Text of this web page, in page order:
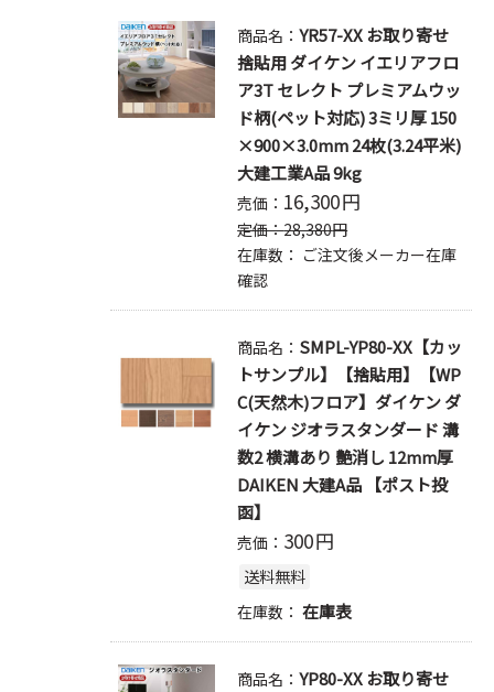
商品名：YR57-XX お取り寄せ
捨貼用 ダイケン イエリアフロ
ア3T セレクト プレミアムウッ
ド柄(ペット対応) 3ミリ厚 150
×900×3.0mm 24枚(3.24平米)
大建工業A品 9kg
売価： 16,300円
定価：28,380円
在庫数： ご注文後メーカー在庫
確認
商品名： SMPL-YP80-XX【カッ
トサンプル】【捨貼用】【WP
C(天然木)フロア】ダイケン ダ
イケン ジオラスタンダード 溝
数2 横溝あり 艶消し 12mm厚
DAIKEN 大建A品 【ポスト投
函】
売価： 300円
送料無料
在庫数： 在庫表
商品名：YP80-XX お取り寄せ